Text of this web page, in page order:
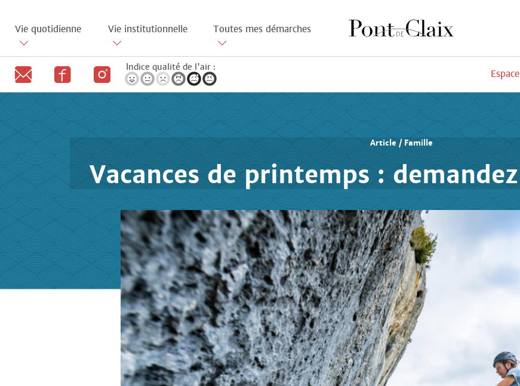
contenu
principal
Vie quotidienne Vie institutionnelle Toutes mes démarches
Indice qualité de l'air :
Article / Famille
Vacances de printemps :